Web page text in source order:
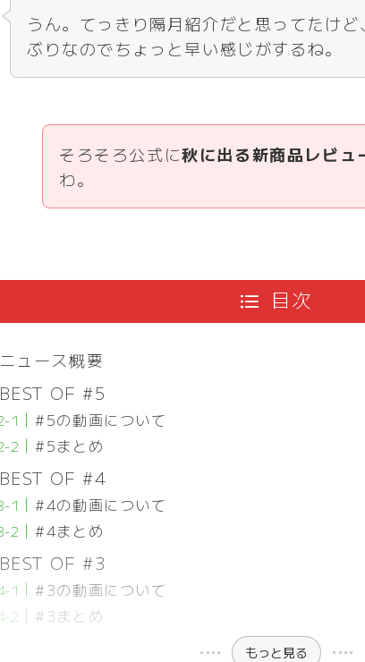
うん。てっきり隔月紹介だと思ってたけ
ぶりなのでちょっと早い感じがするね。
そろそろ公式に秋に出る新商品レビュ
わ。
目次
ニュース概要
BEST OF #5
#5の動画について
#5まとめ
BEST OF #4
#4の動画について
#4まとめ
BEST OF #3
#3の動画について
#3まとめ
もっと見る